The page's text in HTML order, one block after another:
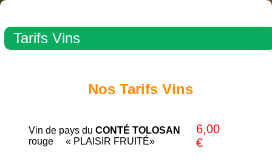
Tarifs Vins
Nos Tarifs Vins
Vin de pays du CONTÉ TOLOSAN
rouge « PLAISIR FRUITÉ»
6,00
€